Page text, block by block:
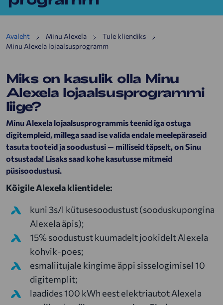
Avaleht Minu Alexela
Tule kliendiks
Minu Alexela lojaalsusprogramm
Miks on kasulik olla Minu
Alexela lojaalsusprogrammi
liige?
Minu Alexela lojaalsusprogrammis teenid iga ostuga
digitempleid, millega saad ise valida endale meelepäraseid
tasuta tooteid ja soodustusi — milliseid täpselt, on Sinu
otsustada! Lisaks saad kohe kasutusse mitmeid
püsisoodustusi.
Kõigile Alexela klientidele:
kuni 3s/l kütusesoodustust (sooduskupongina
Alexela äpis);
15% soodustust kuumadelt jookidelt Alexela
kohvik-poes;
esmaliitujale kingime äppi sisselogimisel 10
digitemplit;
laadides 100 kWh eest elektriautot Alexela